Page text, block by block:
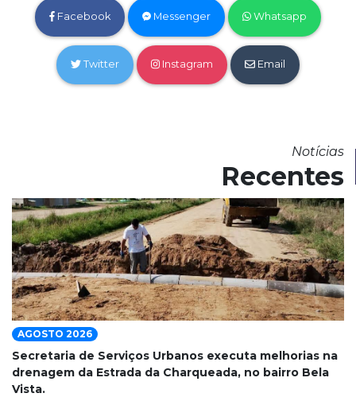
Facebook Messenger Whatsapp
Twitter Instagram Email
Notícias
Recentes
AGOSTO 2026
Secretaria de Serviços Urbanos executa melhorias na
drenagem da Estrada da Charqueada, no bairro Bela
Vista.